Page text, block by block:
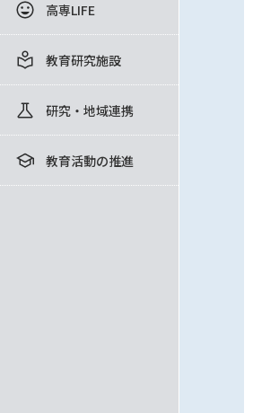
高専LIFE
教育研究施設
研究・地域連携
教育活動の推進